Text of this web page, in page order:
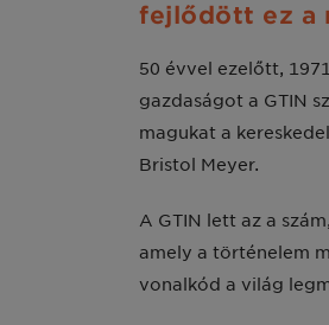
fejlődött ez a
50 évvel ezelőtt,
gazdaságot a GTIN
magukat a
Bristol Meyer.
A GTIN lett az a
amely a történelem
vonalkód a világ